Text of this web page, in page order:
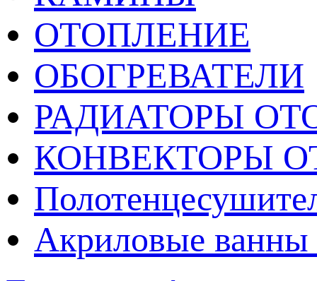
ОТОПЛЕНИЕ
ОБОГРЕВАТЕЛИ
РАДИАТОРЫ
КОНВЕКТОРЫ
Акриловые ванны